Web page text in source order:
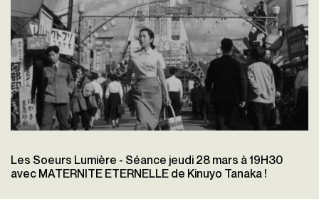
Les Soeurs Lumière - Séance jeudi 28 mars à 19H30
avec MATERNITE ETERNELLE de Kinuyo Tanaka !